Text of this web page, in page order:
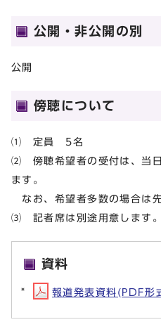
公開・非公開の別
公開
傍聴について
⑴ 定員 5名
⑵ 傍聴希望者の受付は、当
ます。
なお、希望者多数の場合は
⑶ 記者席は別途用意します。
資料
報道発表資料(PDF